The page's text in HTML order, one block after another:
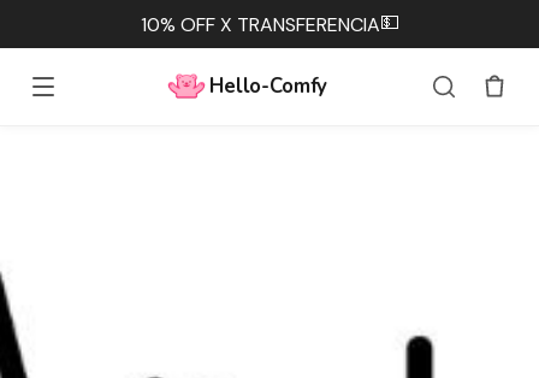
10% OFF X TRANSFERENCIA💵
Hello-Comfy